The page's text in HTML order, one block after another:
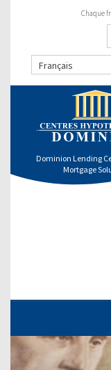
Chaque
Français
Dominion Lending
Mortgage